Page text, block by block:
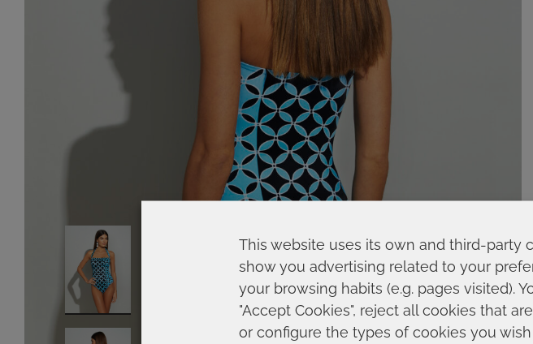
This website uses its own and third-party
show you advertising related to your
your browsing habits (e.g. pages visited).
"Accept Cookies", reject all cookies that
or configure the types of cookies you